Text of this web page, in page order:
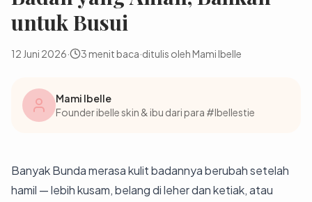
untuk Busui
12 Juni 2026· 3menit baca·ditulis oleh Mami Ibelle
Mami Ibelle
Founder ibelle skin & ibu dari para #Ibellestie
Banyak Bunda merasa kulit badannya berubah setelah
hamil — lebih kusam, belang di leher dan ketiak, atau